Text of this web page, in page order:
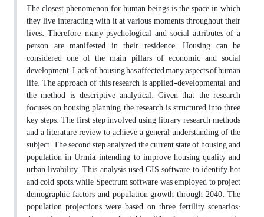
The closest phenomenon for human beings is the space in which
they live interacting with it at various moments throughout their
lives. Therefore, many psychological and social attributes of a
person are manifested in their residence. Housing can be
considered one of the main pillars of economic and social
development. Lack of housing has affected many aspects of human
life. The approach of this research is applied-developmental, and
the method is descriptive-analytical. Given that the research
focuses on housing planning, the research is structured into three
key steps. The first step involved using library research methods
and a literature review to achieve a general understanding of the
subject. The second step analyzed the current state of housing and
population in Urmia, intending to improve housing quality and
urban livability. This analysis used GIS software to identify hot
and cold spots, while Spectrum software was employed to project
demographic factors and population growth through 2040. The
population projections were based on three fertility scenarios: